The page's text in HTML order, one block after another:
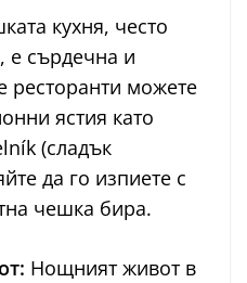
кухня, често
е сърдечна и
ресторанти можете
ястия като
(сладък
да го изпиете с
чешка бира.
Нощният живот в